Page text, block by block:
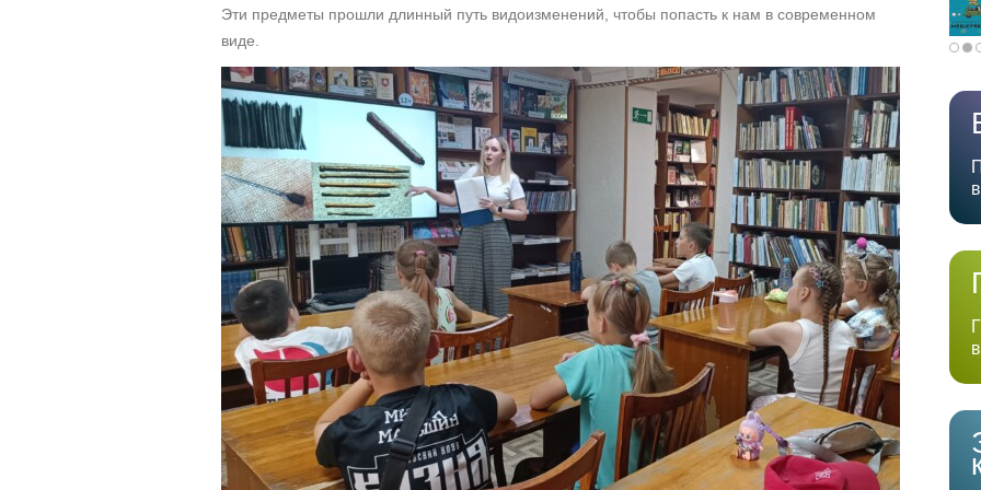
Эти предметы прошли длинный путь видоизменений, чтобы попасть к нам в современном
виде.